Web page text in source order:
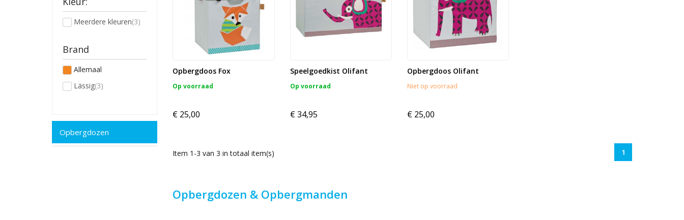
Meerdere kleuren(3)
Brand
Allemaal
Lässig(3)
Opbergdozen
Opbergdoos Fox
Op voorraad
€ 25,00
Speelgoedkist Olifant
Op voorraad
€ 34,95
Opbergdoos Olifant
Niet op voorraad
€ 25,00
Item 1-3 van 3 in totaal item(s) 1
Opbergdozen & Opbergmanden